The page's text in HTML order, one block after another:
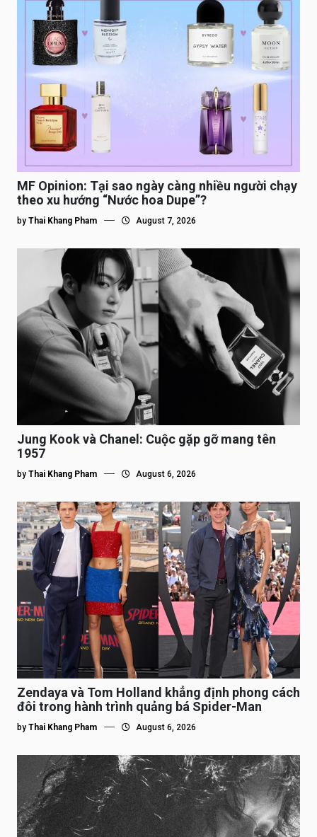
MF Opinion: Tại sao ngày càng nhiều người chạy
theo xu hướng “Nước hoa Dupe”?
by Thai Khang Pham August 7, 2026
Jung Kook và Chanel: Cuộc gặp gỡ mang tên
1957
by Thai Khang Pham August 6, 2026
Zendaya và Tom Holland khẳng định phong cách
đôi trong hành trình quảng bá Spider-Man
by Thai Khang Pham August 6, 2026